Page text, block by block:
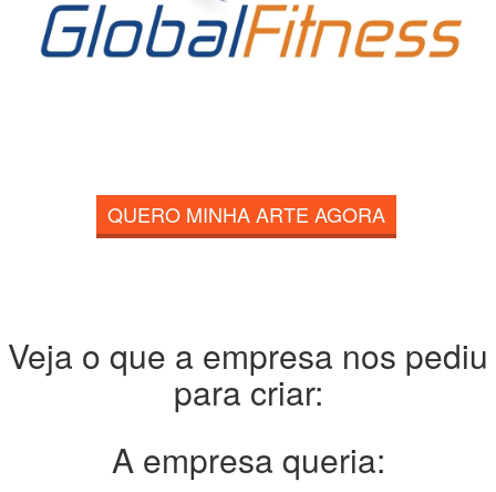
QUERO MINHA ARTE AGORA
Veja o que a empresa nos pediu
para criar:
A empresa queria: